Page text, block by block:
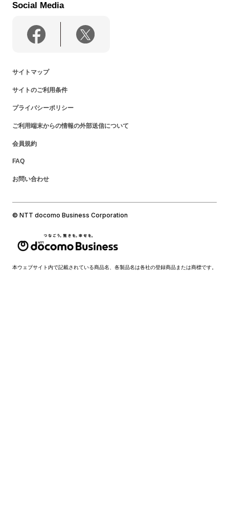
Social Media
サイトマップ
サイトのご利用条件
プライバシーポリシー
ご利用端末からの情報の外部送信について
会員規約
FAQ
お問い合わせ
© NTT docomo Business Corporation
本ウェブサイト内で記載されている商品名、各製品名は各社の登録商品または商標です。